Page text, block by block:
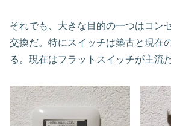
それでも、大きな目的の一つはコン
交換だ。特にスイッチは築古と現在
る。現在はフラットスイッチが主流だ